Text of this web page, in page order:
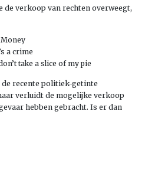
de verkoop van rechten overweegt,
Money
a crime
take a slice of my pie
recente politiek-getinte
verluidt de mogelijke verkoop
hebben gebracht. Is er dan